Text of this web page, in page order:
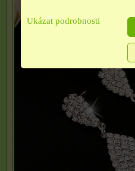
Ukázat podrobnosti